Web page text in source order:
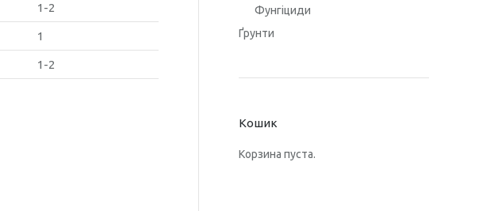
1-2
1
1-2
Фунгіциди
Ґрунти
Кошик
Корзина пуста.